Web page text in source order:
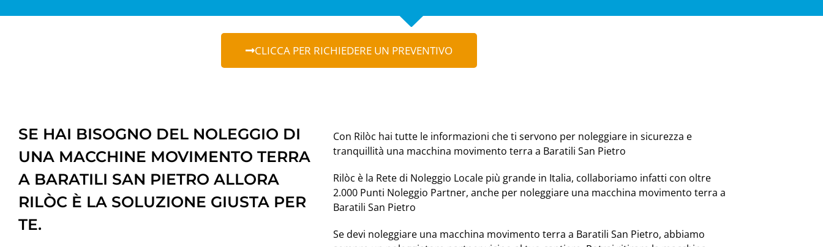
CLICCA PER RICHIEDERE UN PREVENTIVO
SE HAI BISOGNO DEL NOLEGGIO DI
UNA MACCHINE MOVIMENTO TERRA
A BARATILI SAN PIETRO ALLORA
RILÒC È LA SOLUZIONE GIUSTA PER
TE.
Con Rilòc hai tutte le informazioni che ti servono per noleggiare in sicurezza e
tranquillità una macchina movimento terra a Baratili San Pietro
Rilòc è la Rete di Noleggio Locale più grande in Italia, collaboriamo infatti con oltre
2.000 Punti Noleggio Partner, anche per noleggiare una macchina movimento terra a
Baratili San Pietro
Se devi noleggiare una macchina movimento terra a Baratili San Pietro, abbiamo